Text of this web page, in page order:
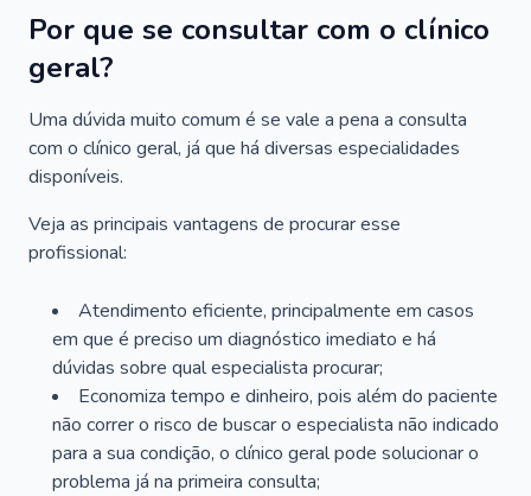
Por que se consultar com o clínico
geral?
Uma dúvida muito comum é se vale a pena a consulta
com o clínico geral, já que há diversas especialidades
disponíveis.
Veja as principais vantagens de procurar esse
profissional:
Atendimento eficiente, principalmente em casos
em que é preciso um diagnóstico imediato e há
dúvidas sobre qual especialista procurar;
Economiza tempo e dinheiro, pois além do paciente
não correr o risco de buscar o especialista não indicado
para a sua condição, o clínico geral pode solucionar o
problema já na primeira consulta;